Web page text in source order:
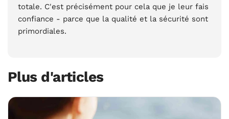
totale. C'est précisément pour cela que je leur fais
confiance - parce que la qualité et la sécurité sont
primordiales.
Plus d'articles